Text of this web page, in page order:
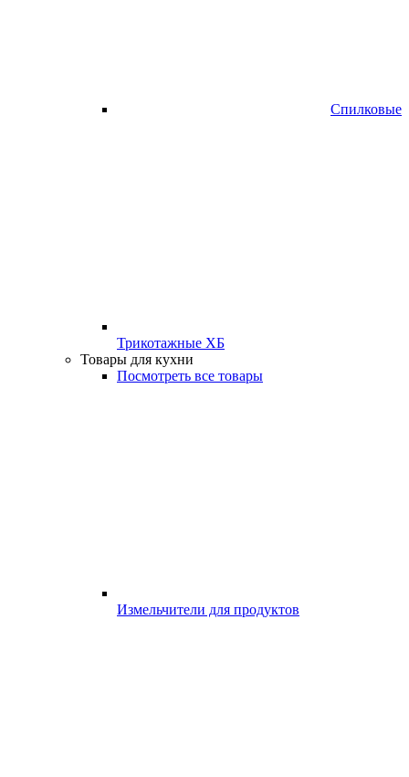
Спилковые
Трикотажные ХБ
Товары для кухни
Посмотреть все товары
Измельчители для продуктов